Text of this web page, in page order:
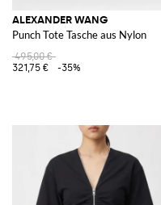
ALEXANDER WANG
Punch Tote Tasche aus Nylon
495,00 €
321,75 €
-35%